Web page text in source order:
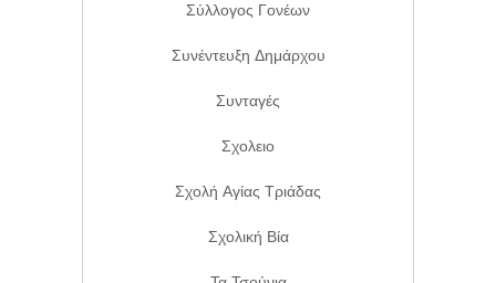
Σύλλογος Γονέων
Συνέντευξη Δημάρχου
Συνταγές
Σχολειο
Σχολή Αγίας Τριάδας
Σχολική Βία